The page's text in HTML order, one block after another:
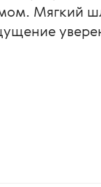
Мягкий